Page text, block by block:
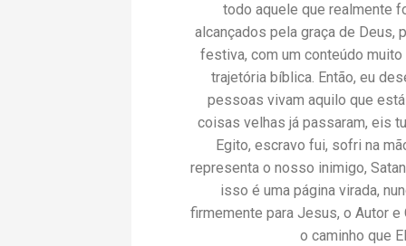
todo aquele que realmente
alcançados pela graça de Deus,
festiva, com um conteúdo
trajetória bíblica. Então, eu
pessoas vivam aquilo que
coisas velhas já passaram, eis
Egito, escravo fui, sofri na
representa o nosso inimigo,
isso é uma página virada,
firmemente para Jesus, o Autor
o caminho que